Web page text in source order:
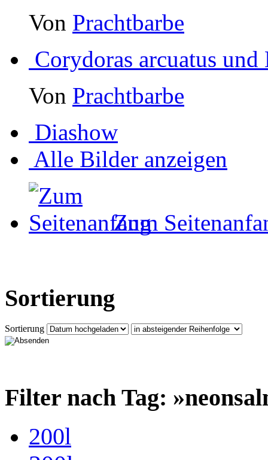
Von Prachtbarbe
Corydoras arcuatus und
Von Prachtbarbe
Diashow
Alle Bilder anzeigen
Zum
Sortierung
Sortierung
Filter nach Tag:
200l